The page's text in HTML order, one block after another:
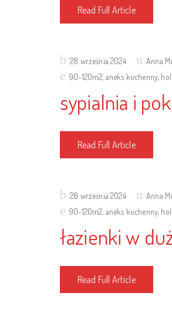
Read Full Article
Posted28 września 2024
Anna
90-120m2, aneks kuchenny,
sypialnia i
Read Full Article
Posted28 września 2024
Anna
90-120m2, aneks kuchenny,
łazienki w
Read Full Article